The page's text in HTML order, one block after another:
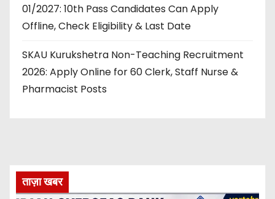
01/2027: 10th Pass Candidates Can Apply
Offline, Check Eligibility & Last Date
SKAU Kurukshetra Non-Teaching Recruitment
2026: Apply Online for 60 Clerk, Staff Nurse &
Pharmacist Posts
ताज़ा खबर